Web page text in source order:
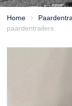
Home >
paardentrailers